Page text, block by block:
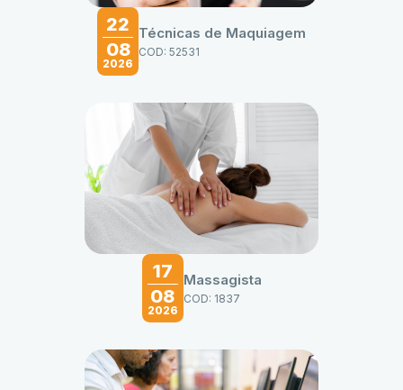
22
08
2026
Técnicas de Maquiagem
COD: 52531
17
08
2026
Massagista
COD: 1837